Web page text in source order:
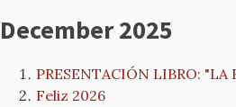
December 2025
PRESENTACIÓN LIBRO:
Feliz 2026